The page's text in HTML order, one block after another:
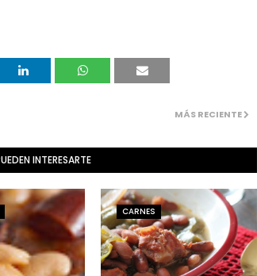
MÁS RECIENTE
INTERESARTE
CARNES